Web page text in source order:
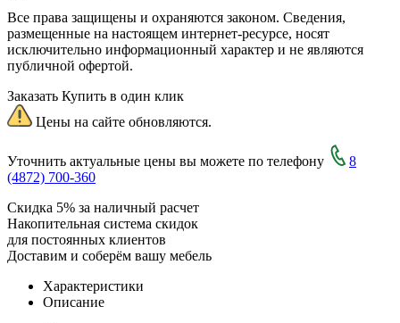
Все права защищены и охраняются законом. Сведения,
размещенные на настоящем интернет-ресурсе, носят
исключительно информационный характер и не являются
публичной офертой.
Заказать Купить в один клик
Цены на сайте обновляются.
Уточнить актуальные цены вы можете по телефону
8
(4872) 700-360
Скидка 5% за наличный расчет
Накопительная система скидок
для постоянных клиентов
Доставим и соберём вашу мебель
Характеристики
Описание